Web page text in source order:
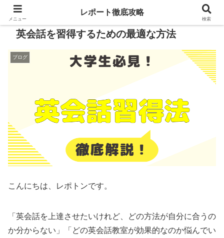
英会話を習得するための最適な方法
ブログ
こんにちは、レポトンです。
「英会話を上達させたいけれど、どの方法が自分に合うの
か分からない」「どの英会話教室が効果的なのか悩んでい
メニュー
レポート徹底攻略
検索